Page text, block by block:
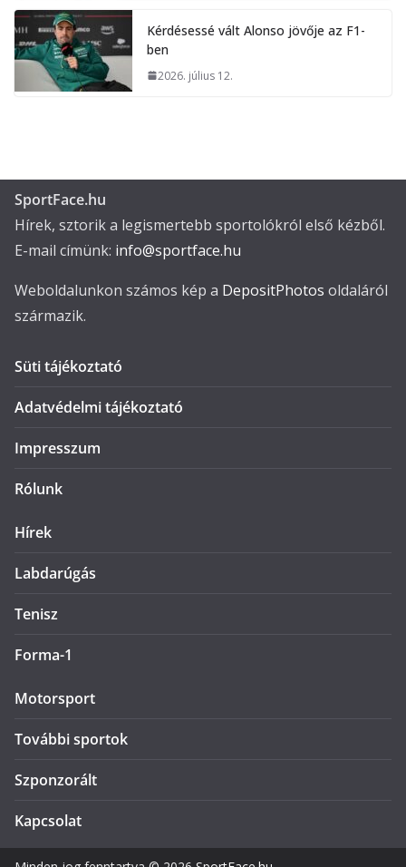
Kérdésessé vált Alonso jövője az F1-
ben
2026. július 12.
SportFace.hu
Hírek, sztorik a legismertebb sportolókról első kézből.
E-mail címünk: info@sportface.hu
Weboldalunkon számos kép a DepositPhotos oldaláról
származik.
Süti tájékoztató
Adatvédelmi tájékoztató
Impresszum
Rólunk
Hírek
Labdarúgás
Tenisz
Forma-1
Motorsport
További sportok
Szponzorált
Kapcsolat